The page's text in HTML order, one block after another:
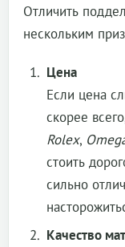
Отличить
нескольким
Цена
Если цена
скорее
Rolex,
стоить
сильно
Качество